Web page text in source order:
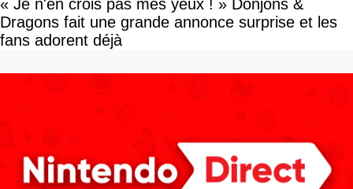
« Je n'en crois pas mes yeux ! » Donjons &
Dragons fait une grande annonce surprise et les
fans adorent déjà